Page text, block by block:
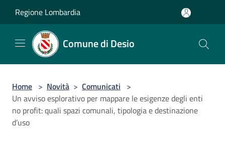
Regione Lombardia
Comune di Desio
Home > Novità > Comunicati >
Un avviso esplorativo per mappare le esigenze degli enti
no profit: quali spazi comunali, tipologia e destinazione
d’uso